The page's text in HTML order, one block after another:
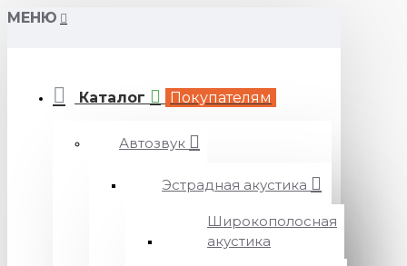
МЕНЮ
Каталог Покупателям
Автозвук
Эстрадная акустика
Широкополосная
акустика